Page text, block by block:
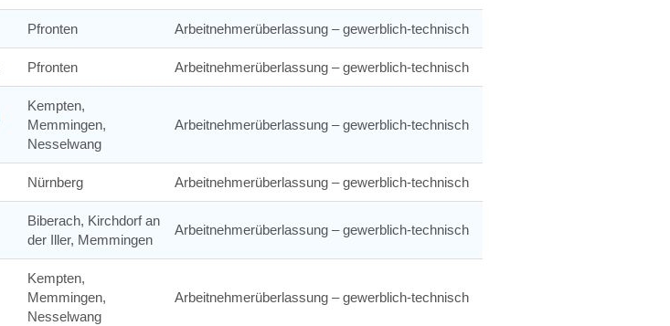
Pfronten Arbeitnehmerüberlassung – gewerblich-technisch
Pfronten Arbeitnehmerüberlassung – gewerblich-technisch
Kempten,
Memmingen,
Nesselwang
Arbeitnehmerüberlassung – gewerblich-technisch
Nürnberg Arbeitnehmerüberlassung – gewerblich-technisch
Biberach, Kirchdorf an
der Iller, Memmingen
Arbeitnehmerüberlassung – gewerblich-technisch
Kempten,
Memmingen,
Nesselwang
Arbeitnehmerüberlassung – gewerblich-technisch